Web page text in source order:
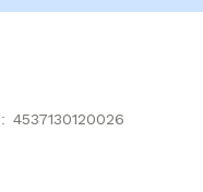
4537130120026